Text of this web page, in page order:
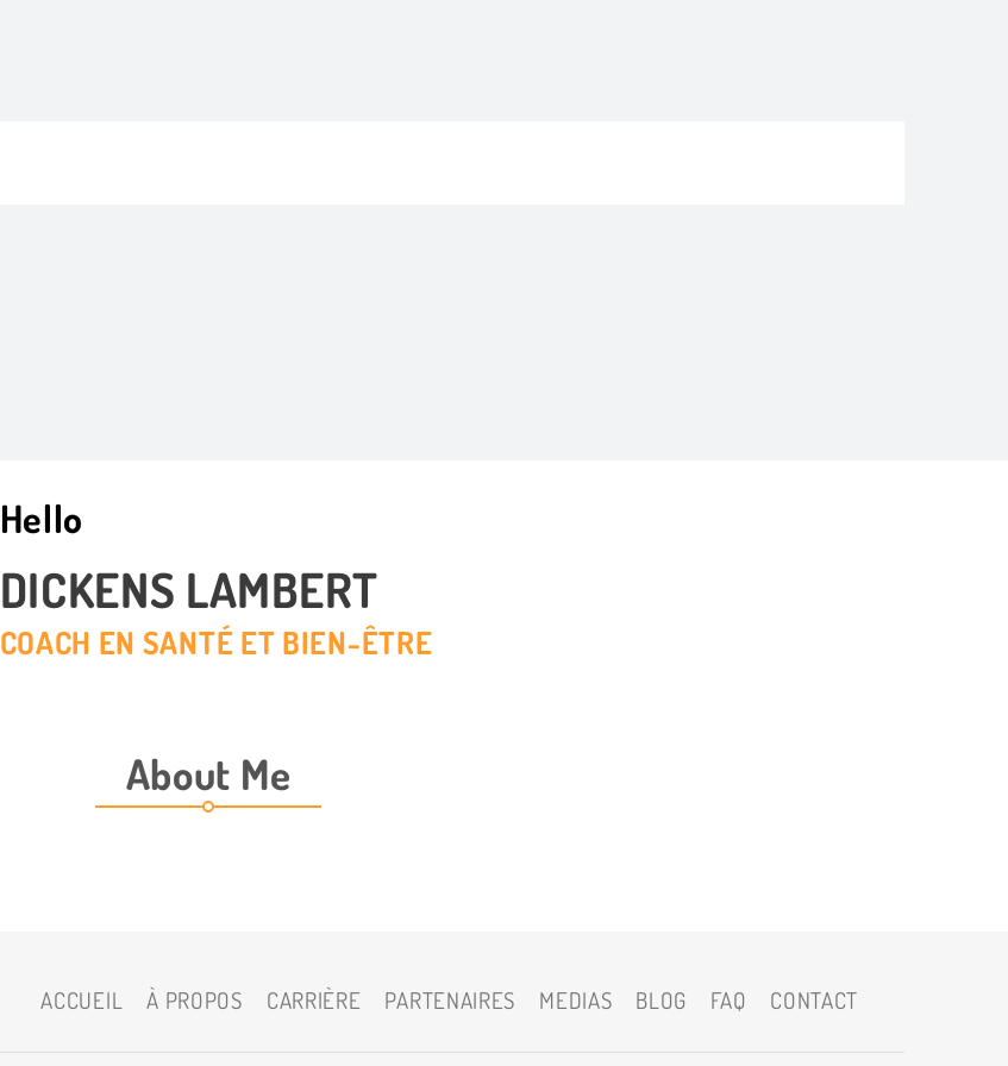
Hello
DICKENS LAMBERT
COACH EN SANTÉ ET BIEN-ÊTRE
About Me
ACCUEIL À PROPOS CARRIÈRE PARTENAIRES MEDIAS BLOG FAQ CONTACT